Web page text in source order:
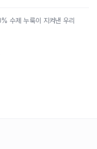
수제 누룩이 지켜낸 우리